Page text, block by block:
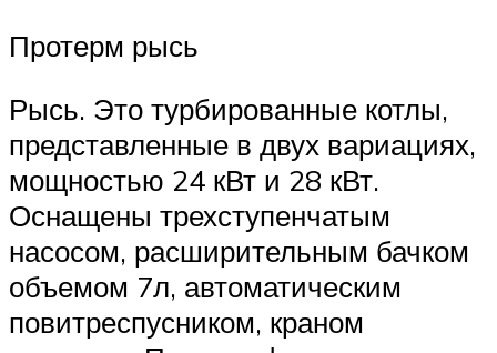
Протерм рысь
Рысь. Это турбированные котлы,
представленные в двух вариациях,
мощностью 24 кВт и 28 кВт.
Оснащены трехступенчатым
насосом, расширительным бачком
объемом 7л, автоматическим
повитреспусником, краном